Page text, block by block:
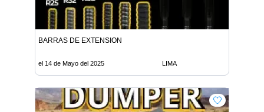
BARRAS DE EXTENSION
el 14 de Mayo del 2025 LIMA